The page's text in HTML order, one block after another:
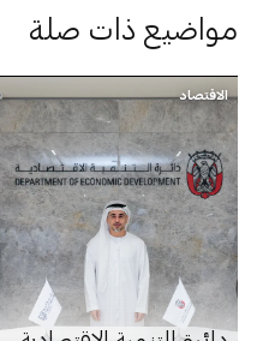
مواضيع ذات صلة
الاقتصاد